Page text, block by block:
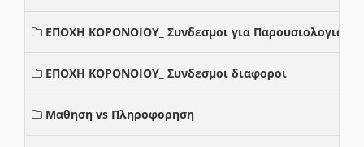
ΕΠΟΧΗ ΚΟΡΟΝΟΙΟΥ_ Συνδεσμοι για Παρουσιολογια
ΕΠΟΧΗ ΚΟΡΟΝΟΙΟΥ_ Συνδεσμοι διαφοροι
Μαθηση vs Πληροφορηση